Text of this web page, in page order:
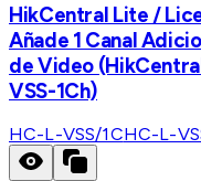
HikCentral Lite /
Añade 1 Canal
de Video
VSS-1Ch)
HC-L-VSS/1CHC-L-